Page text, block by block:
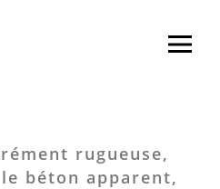
rugueuse,
béton apparent,